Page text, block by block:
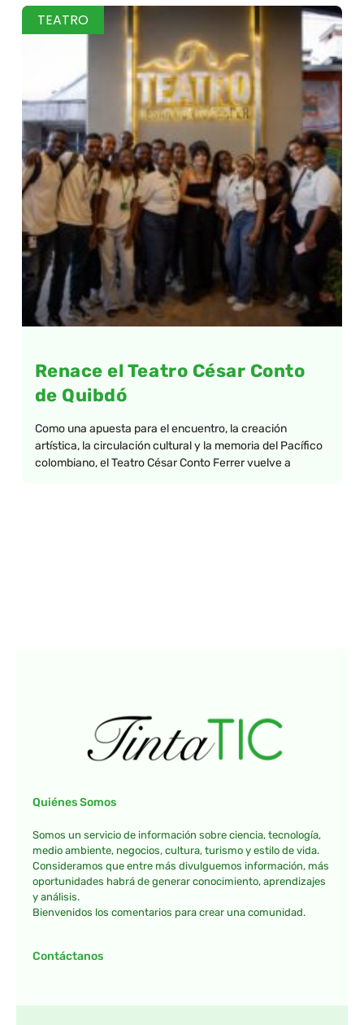
TEATRO
Renace el Teatro César Conto
de Quibdó
Como una apuesta para el encuentro, la creación
artística, la circulación cultural y la memoria del Pacífico
colombiano, el Teatro César Conto Ferrer vuelve a
Quiénes Somos
Somos un servicio de información sobre ciencia, tecnología,
medio ambiente, negocios, cultura, turismo y estilo de vida.
Consideramos que entre más divulguemos información, más
oportunidades habrá de generar conocimiento, aprendizajes
y análisis.
Bienvenidos los comentarios para crear una comunidad.
Contáctanos